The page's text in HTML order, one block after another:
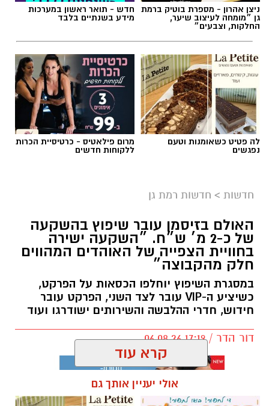
ניצן אהרון - מספרת בוטיק ברמת
גן ״מומחה לעיצוב שיער,
החלקות, וצבעים״
חדש - תואר ראשון במערכות
מידע בשנתיים בלבד
לה פטיט כשאומנות וטעם
נפגשים
מרום פילאטיס - כרטיסיית הכרות
ללקוחות חדשים
חדשות > חדשות רמת גן
האולם בזיסמן עובר שיפוץ בהשקעה
של כ-2 מ׳ ש״ח. ״השקעה ישירה
בחוויית הצפייה של האוהדים המהווים
חלק מהקבוצה״
במסגרת השיפוץ יוחלפו הכסאות על הפרקט,
כשיציע ה-VIP עובר לצד השני, הפרקט עובר
חידוש, חדרי ההלבשה והשירותים ישודרגו ועוד
דור הדר / 17:19 06.08.26
קרא עוד
אולי יעניין אותך גם